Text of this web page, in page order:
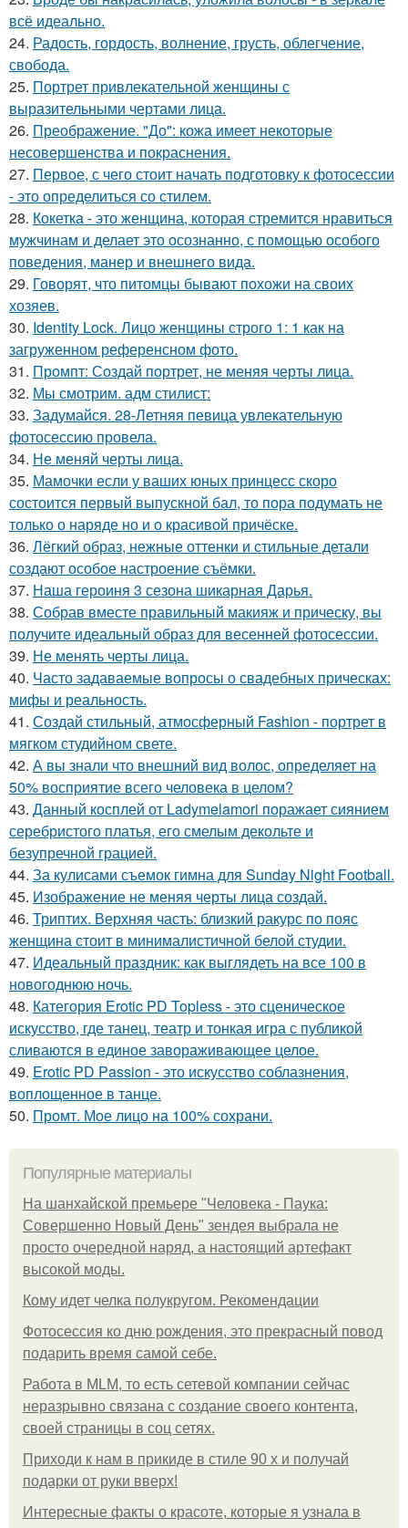
всё идеально.
24. Радость, гордость, волнение, грусть, облегчение,
свобода.
25. Портрет привлекательной женщины с
выразительными чертами лица.
26. Преображение. "До": кожа имеет некоторые
несовершенства и покраснения.
27. Первое, с чего стоит начать подготовку к фотосессии
- это определиться со стилем.
28. Кокетка - это женщина, которая стремится нравиться
мужчинам и делает это осознанно, с помощью особого
поведения, манер и внешнего вида.
29. Говорят, что питомцы бывают похожи на своих
хозяев.
30. Identity Lock. Лицо женщины строго 1: 1 как на
загруженном референсном фото.
31. Промпт: Создай портрет, не меняя черты лица.
32. Мы смотрим. адм стилист:
33. Задумайся. 28-Летняя певица увлекательную
фотосессию провела.
34. Не меняй черты лица.
35. Мамочки если у ваших юных принцесс скоро
состоится первый выпускной бал, то пора подумать не
только о наряде но и о красивой причёске.
36. Лёгкий образ, нежные оттенки и стильные детали
создают особое настроение съёмки.
37. Наша героиня 3 сезона шикарная Дарья.
38. Собрав вместе правильный макияж и прическу, вы
получите идеальный образ для весенней фотосессии.
39. Не менять черты лица.
40. Часто задаваемые вопросы о свадебных прическах:
мифы и реальность.
41. Создай стильный, атмосферный Fashion - портрет в
мягком студийном свете.
42. А вы знали что внешний вид волос, определяет на
50% восприятие всего человека в целом?
43. Данный косплей от Ladymelamori поражает сиянием
серебристого платья, его смелым декольте и
безупречной грацией.
44. За кулисами съемок гимна для Sunday Night Football.
45. Изображение не меняя черты лица создай.
46. Триптих. Верхняя часть: близкий ракурс по пояс
женщина стоит в минималистичной белой студии.
47. Идеальный праздник: как выглядеть на все 100 в
новогоднюю ночь.
48. Категория Erotic PD Topless - это сценическое
искусство, где танец, театр и тонкая игра с публикой
сливаются в единое завораживающее целое.
49. Erotic PD Passion - это искусство соблазнения,
воплощенное в танце.
50. Промт. Мое лицо на 100% сохрани.
Популярные материалы
На шанхайской премьере "Человека - Паука:
Совершенно Новый День" зендея выбрала не
просто очередной наряд, а настоящий артефакт
высокой моды.
Кому идет челка полукругом. Рекомендации
Фотосессия ко дню рождения, это прекрасный повод
подарить время самой себе.
Работа в MLM, то есть сетевой компании сейчас
неразрывно связана с создание своего контента,
своей страницы в соц сетях.
Приходи к нам в прикиде в стиле 90 х и получай
подарки от руки вверх!
Интересные факты о красоте, которые я узнала в